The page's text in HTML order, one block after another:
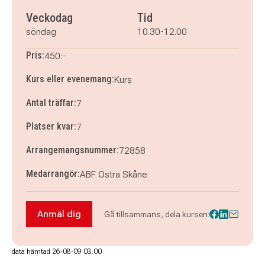
Veckodag
söndag
Tid
10.30-12.00
Pris:450:-
Kurs eller evenemang:Kurs
Antal träffar:7
Platser kvar:7
Arrangemangsnummer:72858
Medarrangör:ABF Östra Skåne
Anmäl dig till Fritt broderi
Anmäl dig Gå tillsammans, dela kursen:
data hämtad 26-08-09 03.00